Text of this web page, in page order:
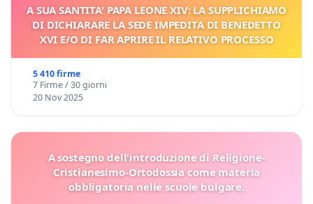
A SUA SANTITA' PAPA LEONE XIV: LA SUPPLICHIAMO
DI DICHIARARE LA SEDE IMPEDITA DI BENEDETTO
XVI E/O DI FAR APRIRE IL RELATIVO PROCESSO
5 410 firme
7 Firme / 30 giorni
20 Nov 2025
A sostegno dell'introduzione di Religione-
Cristianesimo-Ortodossia come materia
obbligatoria nelle scuole bulgare.